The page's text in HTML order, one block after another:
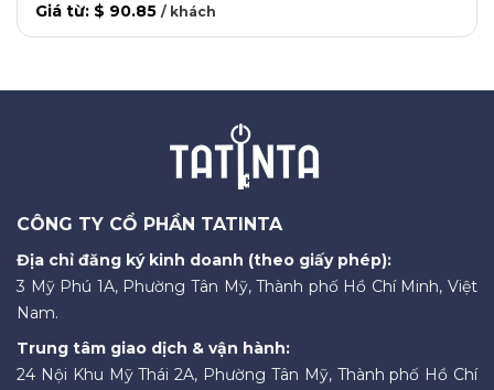
Giá từ: $ 90.85 / khách
CÔNG TY CỔ PHẦN TATINTA
Địa chỉ đăng ký kinh doanh (theo giấy phép):
3 Mỹ Phú 1A, Phường Tân Mỹ, Thành phố Hồ Chí Minh, Việt
Nam.
Trung tâm giao dịch & vận hành:
24 Nội Khu Mỹ Thái 2A, Phường Tân Mỹ, Thành phố Hồ Chí